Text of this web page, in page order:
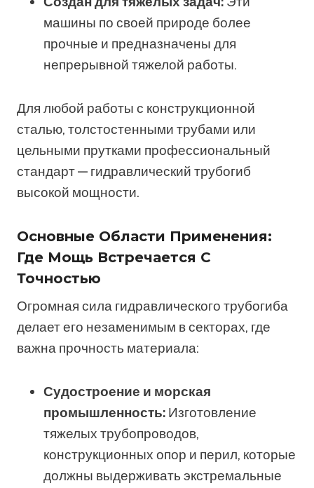
машины по своей природе более
прочные и предназначены для
непрерывной тяжелой работы.
Для любой работы с конструкционной
сталью, толстостенными трубами или
цельными прутками профессиональный
стандарт — гидравлический трубогиб
высокой мощности.
Основные Области Применения:
Где Мощь Встречается С
Точностью
Огромная сила гидравлического трубогиба
делает его незаменимым в секторах, где
важна прочность материала:
Судостроение и морская
промышленность: Изготовление
тяжелых трубопроводов,
конструкционных опор и перил, которые
должны выдерживать экстремальные